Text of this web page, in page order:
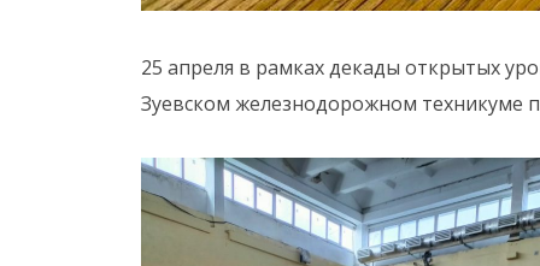
25 апреля в рамках декады открытых
Зуевском железнодорожном техникуме